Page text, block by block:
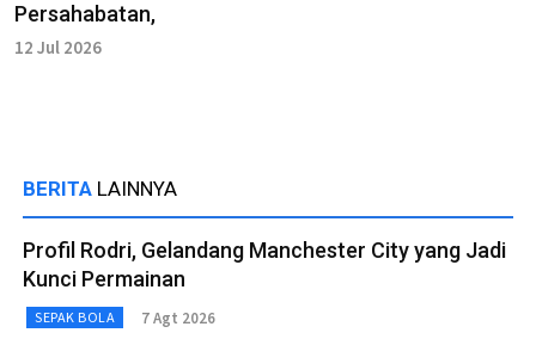
Persahabatan,
12 Jul 2026
BERITA LAINNYA
Profil Rodri, Gelandang Manchester City yang Jadi
Kunci Permainan
SEPAK BOLA 7 Agt 2026